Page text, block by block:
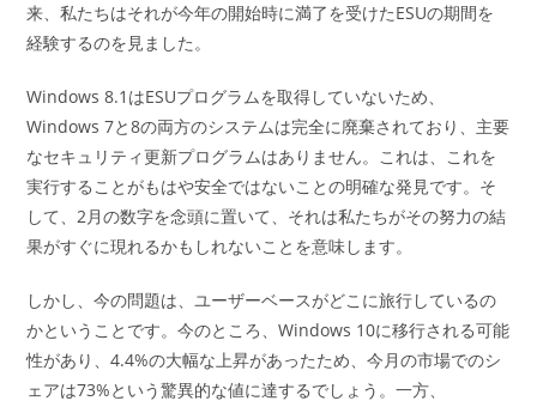
来、私たちはそれが今年の開始時に満了を受けたESUの期間を
経験するのを見ました。
Windows 8.1はESUプログラムを取得していないため、
Windows 7と8の両方のシステムは完全に廃棄されており、主要
なセキュリティ更新プログラムはありません。これは、これを
実行することがもはや安全ではないことの明確な発見です。そ
して、2月の数字を念頭に置いて、それは私たちがその努力の結
果がすぐに現れるかもしれないことを意味します。
しかし、今の問題は、ユーザーベースがどこに旅行しているの
かということです。今のところ、Windows 10に移行される可能
性があり、4.4%の大幅な上昇があったため、今月の市場でのシ
ェアは73%という驚異的な値に達するでしょう。一方、